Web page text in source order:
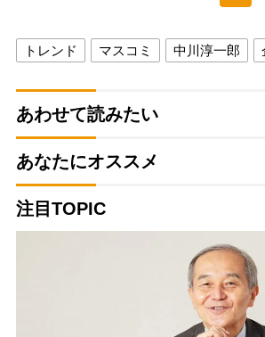
トレンド マスコミ 中川淳一郎
あわせて読みたい
あなたにオススメ
注目TOPIC